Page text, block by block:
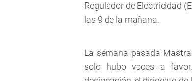
Regulador de Electricidad
las 9 de la mañana.
La semana pasada
solo hubo voces a